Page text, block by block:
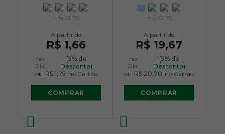
+ 8 cores
R$ 1,66
no
PIX
(5% de
Desconto)
ou R$ 1,75 no Cartão
COMPRAR
+ 2 cores
R$ 19,67
no
PIX
(5% de
Desconto)
ou R$ 20,70 no Cartão
COMPRAR